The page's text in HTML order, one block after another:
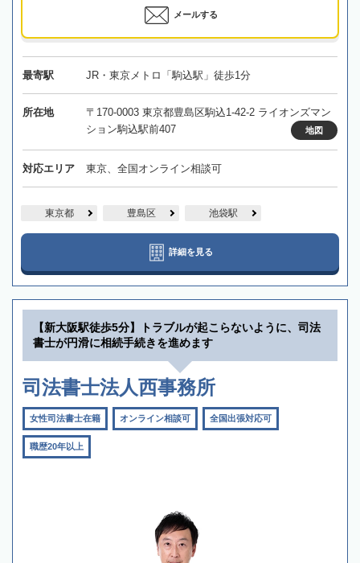
メールする
最寄駅 JR・東京メトロ「駒込駅」徒歩1分
所在地
〒170-0003 東京都豊島区駒込1-42-2 ライオンズマン
ション駒込駅前407
地図
対応エリア 東京、全国オンライン相談可
東京都 豊島区 池袋駅
詳細を見る
【新大阪駅徒歩5分】トラブルが起こらないように、司法
書士が円滑に相続手続きを進めます
司法書士法人西事務所
女性司法書士在籍 オンライン相談可 全国出張対応可
職歴20年以上